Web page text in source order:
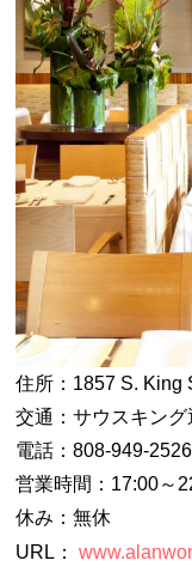
住所：1857 S. King
交通：サウスキング
電話：808-949-2526
営業時間：17:00～
休み：無休
URL：